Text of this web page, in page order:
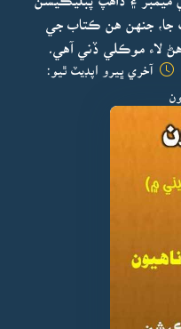
جا، جنهن هن ڪتاب جي
لاء موڪلي ڏني آهي۔
آخري ڀيرو اپڊيٽ ٿيو: